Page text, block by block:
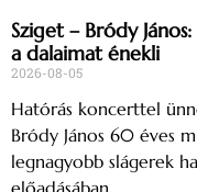
Sziget – Bródy
a dalaimat énekli
2026-08-05
Hatórás koncerttel
Bródy János 60 éves
legnagyobb slágerek
előadásában.